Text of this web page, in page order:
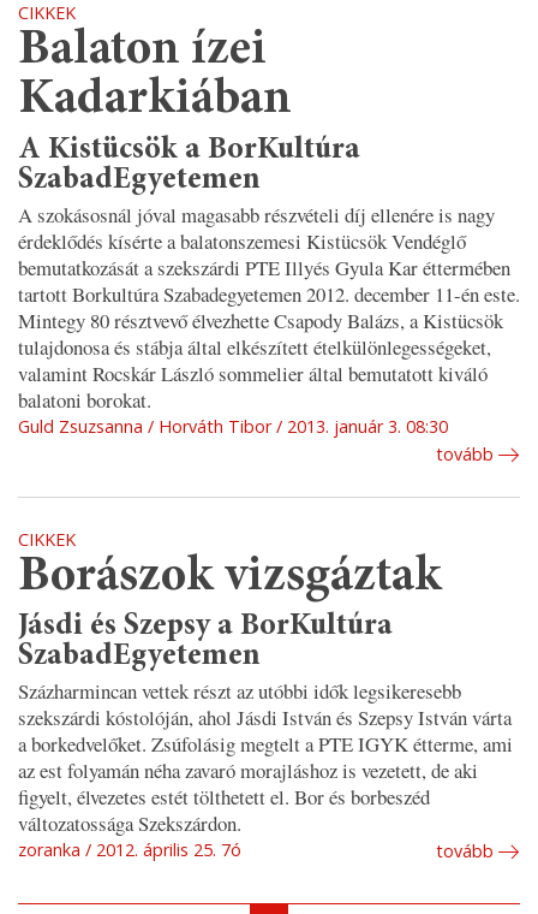
CIKKEK
Balaton ízei
Kadarkiában
A Kistücsök a BorKultúra
SzabadEgyetemen
A szokásosnál jóval magasabb részvételi díj ellenére is nagy
érdeklődés kísérte a balatonszemesi Kistücsök Vendéglő
bemutatkozását a szekszárdi PTE Illyés Gyula Kar éttermében
tartott Borkultúra Szabadegyetemen 2012. december 11-én este.
Mintegy 80 résztvevő élvezhette Csapody Balázs, a Kistücsök
tulajdonosa és stábja által elkészített ételkülönlegességeket,
valamint Rocskár László sommelier által bemutatott kiváló
balatoni borokat.
Guld Zsuzsanna / Horváth Tibor
2013. január 3. 08:30
tovább
CIKKEK
Borászok vizsgáztak
Jásdi és Szepsy a BorKultúra
SzabadEgyetemen
Százharmincan vettek részt az utóbbi idők legsikeresebb
szekszárdi kóstolóján, ahol Jásdi István és Szepsy István várta
a borkedvelőket. Zsúfolásig megtelt a PTE IGYK étterme, ami
az est folyamán néha zavaró morajláshoz is vezetett, de aki
figyelt, élvezetes estét tölthetett el. Bor és borbeszéd
változatossága Szekszárdon.
zoranka 2012. április 25. 7ó tovább